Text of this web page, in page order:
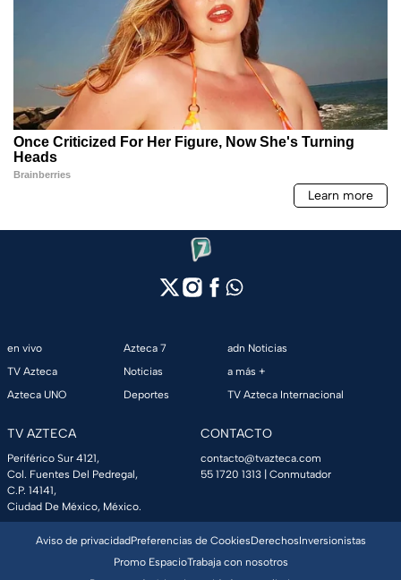
en vivo
TV Azteca
Azteca UNO
Azteca 7
Noticias
Deportes
adn Noticias
a más +
TV Azteca Internacional
TV AZTECA
Periférico Sur 4121,
Col. Fuentes Del Pedregal,
C.P. 14141,
Ciudad De México, México.
CONTACTO
contacto@tvazteca.com
55 1720 1313 | Conmutador
Aviso de privacidadPreferencias de CookiesDerechosInversionistas
Promo EspacioTrabaja con nosotros